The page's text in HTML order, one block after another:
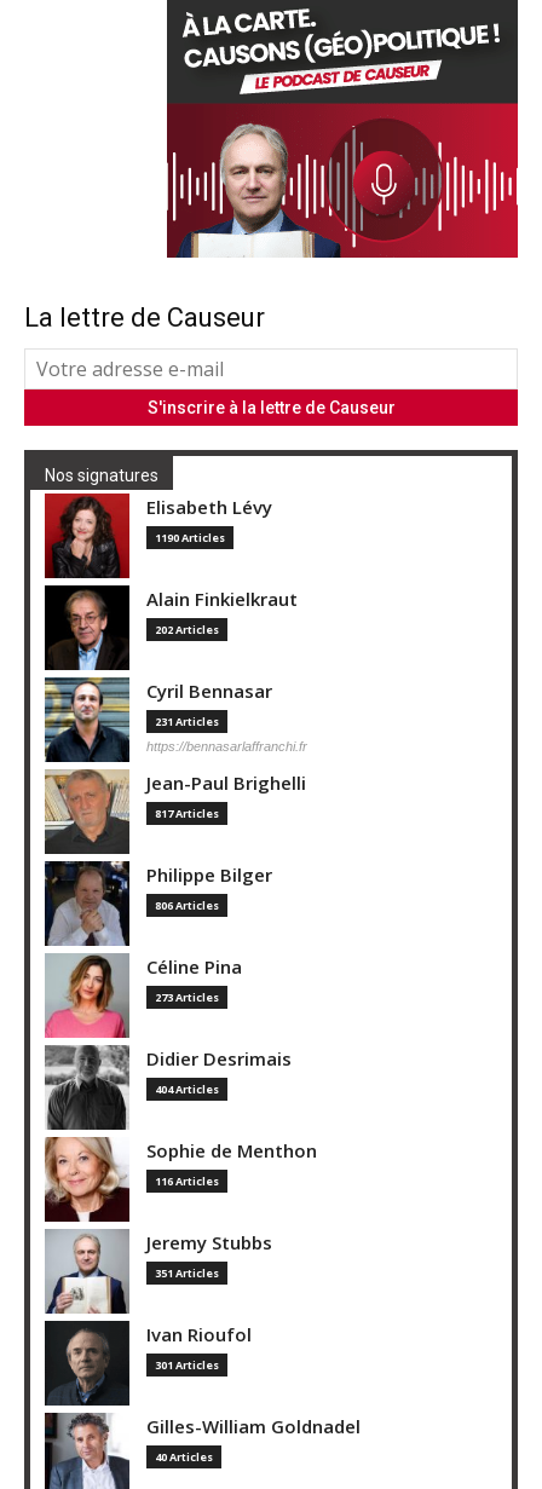
La lettre de Causeur
Nos signatures
Elisabeth Lévy
1190 Articles
Alain Finkielkraut
202 Articles
Cyril Bennasar
231 Articles
https://bennasarlaffranchi.fr
Jean-Paul Brighelli
817 Articles
Philippe Bilger
806 Articles
Céline Pina
273 Articles
Didier Desrimais
404 Articles
Sophie de Menthon
116 Articles
Jeremy Stubbs
351 Articles
Ivan Rioufol
301 Articles
Gilles-William Goldnadel
40 Articles